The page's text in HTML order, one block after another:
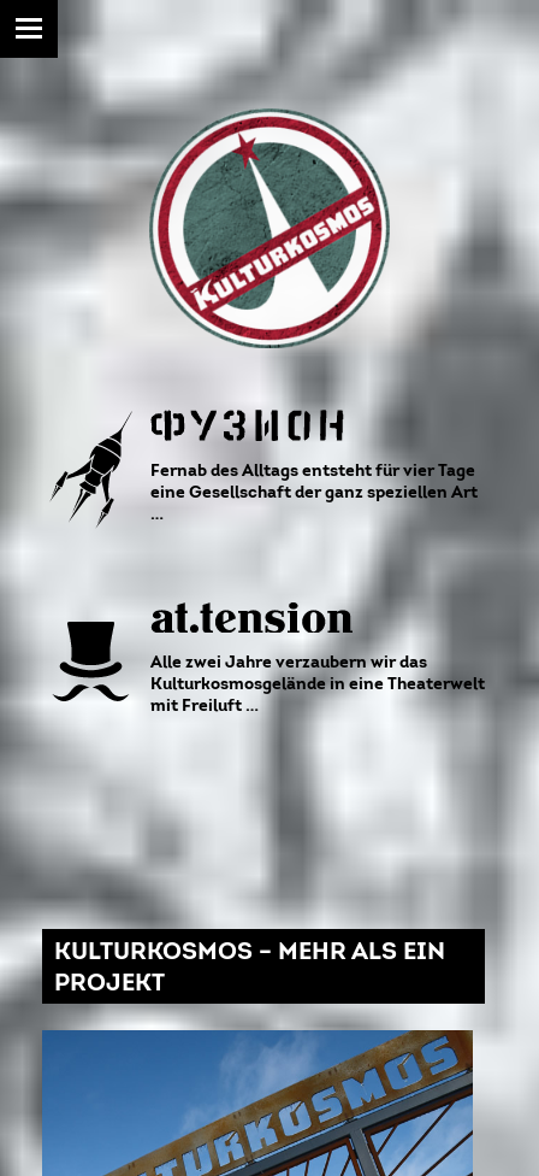
Fernab des Alltags entsteht für vier Tage
eine Gesellschaft der ganz speziellen Art
…
Alle zwei Jahre verzaubern wir das
Kulturkosmosgelände in eine Theaterwelt
mit Freiluft …
KULTURKOSMOS – MEHR ALS EIN
PROJEKT